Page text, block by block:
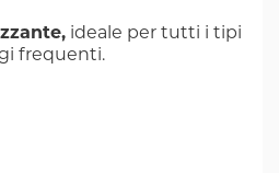
ideale per tutti i tipi
frequenti.